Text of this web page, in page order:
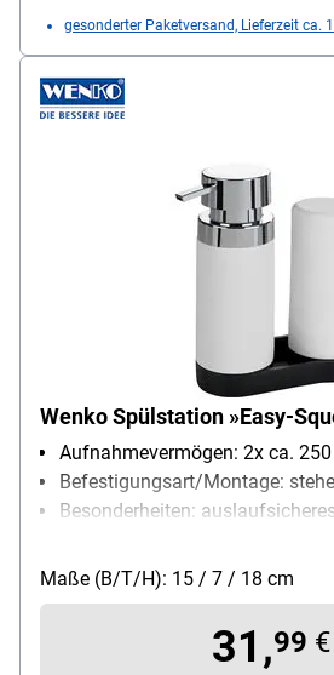
gesonderter Paketversand, Lieferzeit ca.
Wenko Spülstation »Easy-
Aufnahmevermögen: 2x ca.
Befestigungsart/Montage:
Besonderheiten:
Maße (B/T/H): 15 / 7 / 18 cm
31,99 €